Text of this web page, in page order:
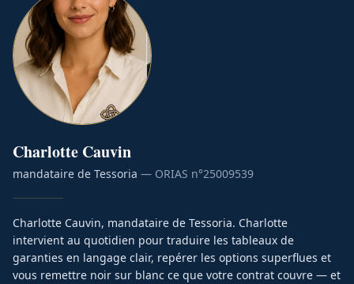
Charlotte Cauvin
mandataire de Tessoria — ORIAS n°25009539
Charlotte Cauvin, mandataire de Tessoria. Charlotte
intervient au quotidien pour traduire les tableaux de
garanties en langage clair, repérer les options superflues et
vous remettre noir sur blanc ce que votre contrat couvre — et